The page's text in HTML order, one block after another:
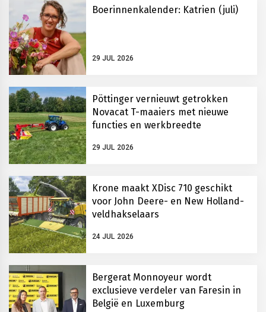
Boerinnenkalender: Katrien (juli)
29 JUL 2026
Pöttinger vernieuwt getrokken
Novacat T-maaiers met nieuwe
functies en werkbreedte
29 JUL 2026
Krone maakt XDisc 710 geschikt
voor John Deere- en New Holland-
veldhakselaars
24 JUL 2026
Bergerat Monnoyeur wordt
exclusieve verdeler van Faresin in
België en Luxemburg